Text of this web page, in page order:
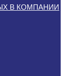
В КОМПАНИИ